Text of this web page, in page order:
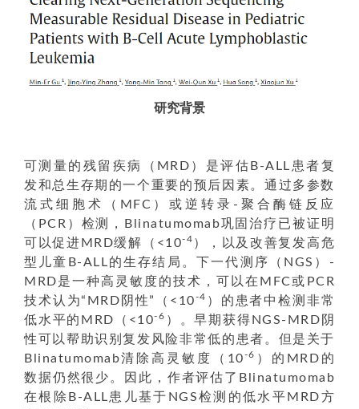
研究背景
可测量的残留疾病（MRD）是评估B-ALL患者复
发和总生存期的一个重要的预后因素。通过多参数
流式细胞术（MFC）或逆转录-聚合酶链反应
（PCR）检测，Blinatumomab巩固治疗已被证明
可以促进MRD缓解（<10-4 ），以及改善复发高危
型儿童B-ALL的生存结局。下一代测序（NGS）-
MRD是一种高灵敏度的技术，可以在MFC或PCR
技术认为“MRD阴性”（<10-4 ）的患者中检测非常
低水平的MRD（<10-6 ）。早期获得NGS-MRD阴
性可以帮助识别复发风险非常低的患者。但是关于
Blinatumomab清除高灵敏度（10-6 ）的MRD的
数据仍然很少。因此，作者评估了Blinatumomab
在根除B-ALL患儿基于NGS检测的低水平MRD方